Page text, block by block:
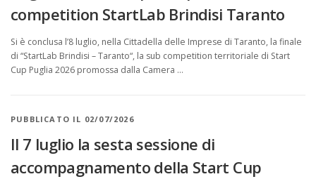
competition StartLab Brindisi Taranto
Si è conclusa l’8 luglio, nella Cittadella delle Imprese di Taranto, la finale
di “StartLab Brindisi – Taranto“, la sub competition territoriale di Start
Cup Puglia 2026 promossa dalla Camera …
PUBBLICATO IL 02/07/2026
Il 7 luglio la sesta sessione di
accompagnamento della Start Cup